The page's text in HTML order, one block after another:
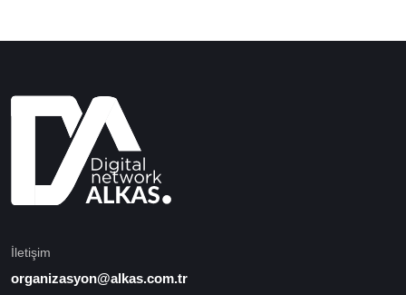
İletişim
organizasyon@alkas.com.tr